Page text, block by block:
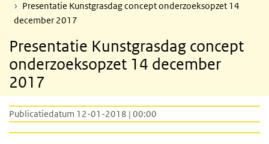
Presentatie Kunstgrasdag concept onderzoeksopzet 14
december 2017
Presentatie Kunstgrasdag concept
onderzoeksopzet 14 december
2017
Publicatiedatum 12-01-2018 | 00:00